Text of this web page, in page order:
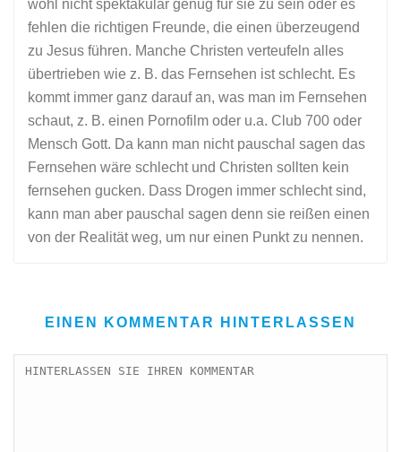
wohl nicht spektakulär genug für sie zu sein oder es
fehlen die richtigen Freunde, die einen überzeugend
zu Jesus führen. Manche Christen verteufeln alles
übertrieben wie z. B. das Fernsehen ist schlecht. Es
kommt immer ganz darauf an, was man im Fernsehen
schaut, z. B. einen Pornofilm oder u.a. Club 700 oder
Mensch Gott. Da kann man nicht pauschal sagen das
Fernsehen wäre schlecht und Christen sollten kein
fernsehen gucken. Dass Drogen immer schlecht sind,
kann man aber pauschal sagen denn sie reißen einen
von der Realität weg, um nur einen Punkt zu nennen.
EINEN KOMMENTAR HINTERLASSEN